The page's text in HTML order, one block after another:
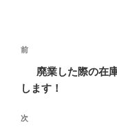
稿
ナ
過
の
稿
前
廃業した際の在
します！
次
次